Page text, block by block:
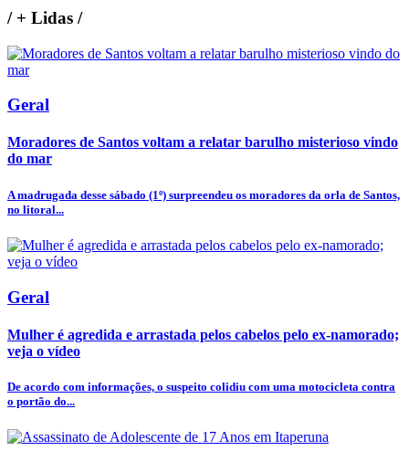
/+ Lidas /
Geral
Moradores de Santos voltam a relatar barulho misterioso vindo
do mar
A madrugada desse sábado (1º) surpreendeu os moradores da orla de Santos,
no litoral...
Geral
Mulher é agredida e arrastada pelos cabelos pelo ex-namorado;
veja o vídeo
De acordo com informações, o suspeito colidiu com uma motocicleta contra
o portão do...